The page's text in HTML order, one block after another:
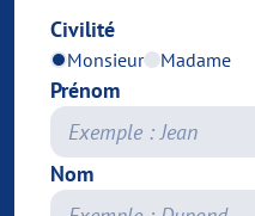
Civilité
Monsieur Madame
Prénom
Nom